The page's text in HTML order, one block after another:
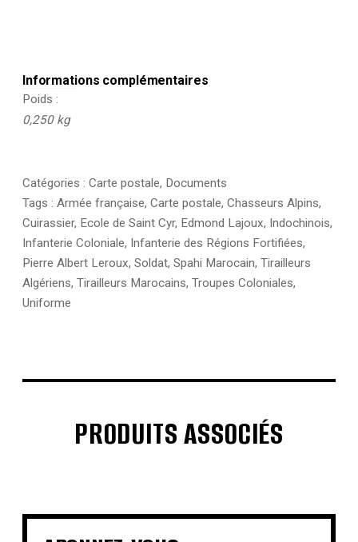
Informations complémentaires
Poids
0,250 kg
Catégories : Carte postale, Documents
Tags : Armée française, Carte postale, Chasseurs Alpins,
Cuirassier, Ecole de Saint Cyr, Edmond Lajoux, Indochinois,
Infanterie Coloniale, Infanterie des Régions Fortifiées,
Pierre Albert Leroux, Soldat, Spahi Marocain, Tirailleurs
Algériens, Tirailleurs Marocains, Troupes Coloniales,
Uniforme
PRODUITS ASSOCIÉS
€ € €
€ €
€
€ €